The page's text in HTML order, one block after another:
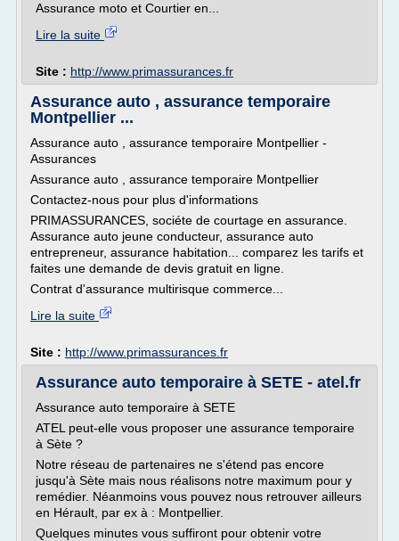
Assurance moto et Courtier en...
Lire la suite
Site : http://www.primassurances.fr
Assurance auto , assurance temporaire
Montpellier ...
Assurance auto , assurance temporaire Montpellier -
Assurances
Assurance auto , assurance temporaire Montpellier
Contactez-nous pour plus d'informations
PRIMASSURANCES, sociéte de courtage en assurance.
Assurance auto jeune conducteur, assurance auto
entrepreneur, assurance habitation... comparez les tarifs et
faites une demande de devis gratuit en ligne.
Contrat d'assurance multirisque commerce...
Lire la suite
Site : http://www.primassurances.fr
Assurance auto temporaire à SETE - atel.fr
Assurance auto temporaire à SETE
ATEL peut-elle vous proposer une assurance temporaire
à Sète ?
Notre réseau de partenaires ne s'étend pas encore
jusqu'à Sète mais nous réalisons notre maximum pour y
remédier. Néanmoins vous pouvez nous retrouver ailleurs
en Hérault, par ex à : Montpellier.
Quelques minutes vous suffiront pour obtenir votre